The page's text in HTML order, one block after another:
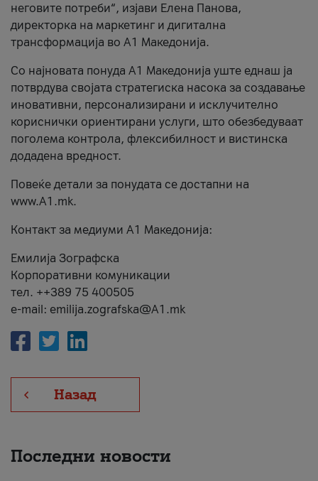
неговите потреби“, изјави Елена Панова,
директорка на маркетинг и дигитална
трансформација во А1 Македонија.
Со најновата понуда А1 Македонија уште еднаш ја
потврдува својата стратегиска насока за создавање
иновативни, персонализирани и исклучително
кориснички ориентирани услуги, што обезбедуваат
поголема контрола, флексибилност и вистинска
додадена вредност.
Повеќе детали за понудата се достапни на
www.А1.mk.
Контакт за медиуми А1 Македонија:
Емилија Зографска
Корпоративни комуникации
тел. ++389 75 400505
e-mail: emilija.zografska@A1.mk
Назад
Последни новости